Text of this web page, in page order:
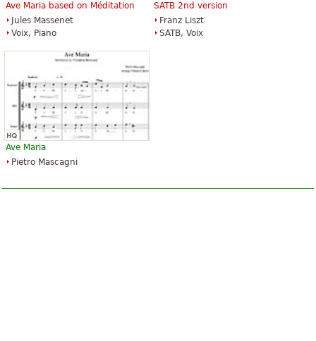
Ave Maria based on Méditation
Jules Massenet
Voix, Piano
SATB 2nd version
Franz Liszt
SATB, Voix
Ave Maria
Pietro Mascagni